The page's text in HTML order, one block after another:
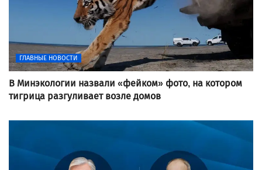
ГЛАВНЫЕ НОВОСТИ
В Минэкологии назвали «фейком» фото, на котором
тигрица разгуливает возле домов